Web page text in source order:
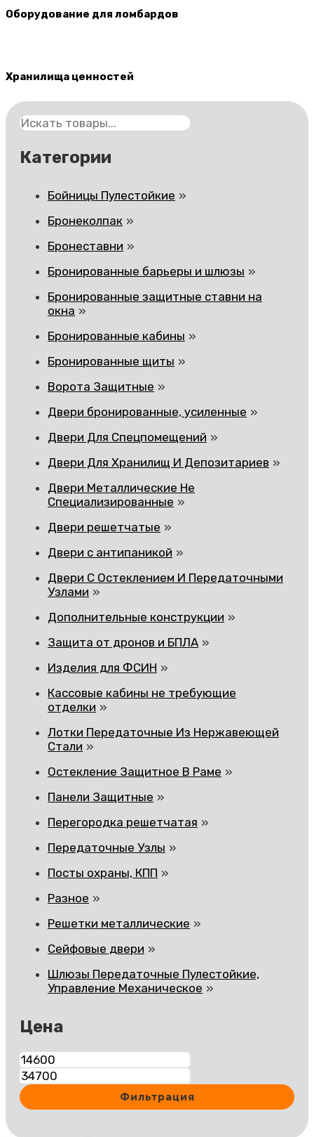
Оборудование для ломбардов
Хранилища ценностей
Поиск
Категории
Бойницы Пулестойкие
Бронеколпак
Бронеставни
Бронированные барьеры и шлюзы
Бронированные защитные ставни на
окна
Бронированные кабины
Бронированные щиты
Ворота Защитные
Двери бронированные, усиленные
Двери Для Спецпомещений
Двери Для Хранилищ И Депозитариев
Двери Металлические Не
Специализированные
Двери решетчатые
Двери с антипаникой
Двери С Остеклением И Передаточными
Узлами
Дополнительные конструкции
Защита от дронов и БПЛА
Изделия для ФСИН
Кассовые кабины не требующие
отделки
Лотки Передаточные Из Нержавеющей
Стали
Остекление Защитное В Раме
Панели Защитные
Перегородка решетчатая
Передаточные Узлы
Посты охраны, КПП
Разное
Решетки металлические
Сейфовые двери
Шлюзы Передаточные Пулестойкие,
Управление Механическое
Цена
Минимальная
цена
Максимальная
цена
Фильтрация